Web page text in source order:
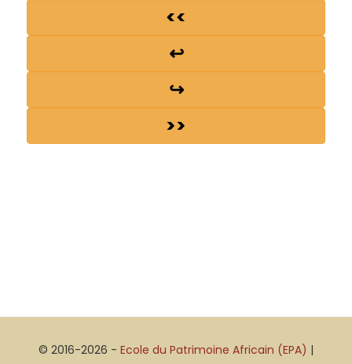
<<
↩
↪
>>
© 2016-2026 - Ecole du Patrimoine Africain (EPA) |